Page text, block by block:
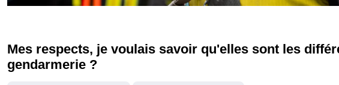
Mes respects, je voulais savoir qu'elles sont les
gendarmerie ?